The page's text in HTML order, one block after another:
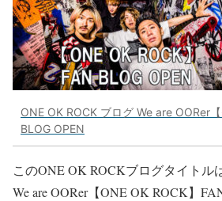
ONE OK ROCK ブログ We are OORer
BLOG OPEN
このONE OK ROCKブログタイトル
We are OORer【ONE OK ROCK】